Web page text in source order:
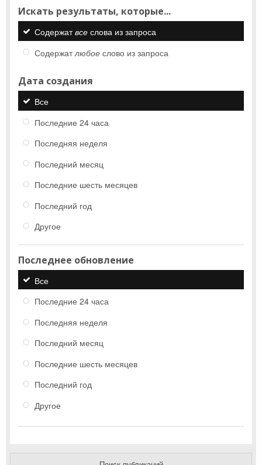
Искать результаты, которые...
Содержатвсе слова из запроса
Содержатлюбое слово из запроса
Дата создания
Все
Последние 24 часа
Последняя неделя
Последний месяц
Последние шесть месяцев
Последний год
Другое
Последнее обновление
Все
Последние 24 часа
Последняя неделя
Последний месяц
Последние шесть месяцев
Последний год
Другое